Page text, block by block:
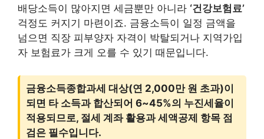
배당소득이 많아지면 세금뿐만 아니라 ‘건강보험료’
걱정도 커지기 마련이죠. 금융소득이 일정 금액을
넘으면 직장 피부양자 자격이 박탈되거나 지역가입
자 보험료가 크게 오를 수 있기 때문입니다.
금융소득종합과세 대상(연 2,000만 원 초과)이
되면 타 소득과 합산되어 6~45%의 누진세율이
적용되므로, 절세 계좌 활용과 세액공제 항목 점
검은 필수입니다.